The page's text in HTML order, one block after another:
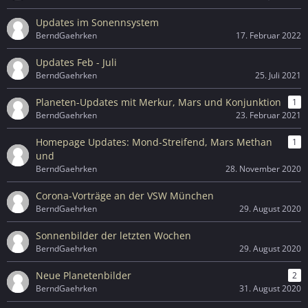
Updates im Sonennsystem
BerndGaehrken 17. Februar 2022
Updates Feb - Juli
BerndGaehrken 25. Juli 2021
Planeten-Updates mit Merkur, Mars und Konjunktion
1
BerndGaehrken
23. Februar 2021
Homepage Updates: Mond-Streifend, Mars Methan
und
1
BerndGaehrken 28. November 2020
Corona-Vorträge an der VSW München
BerndGaehrken 29. August 2020
Sonnenbilder der letzten Wochen
BerndGaehrken 29. August 2020
Neue Planetenbilder
2
BerndGaehrken
31. August 2020